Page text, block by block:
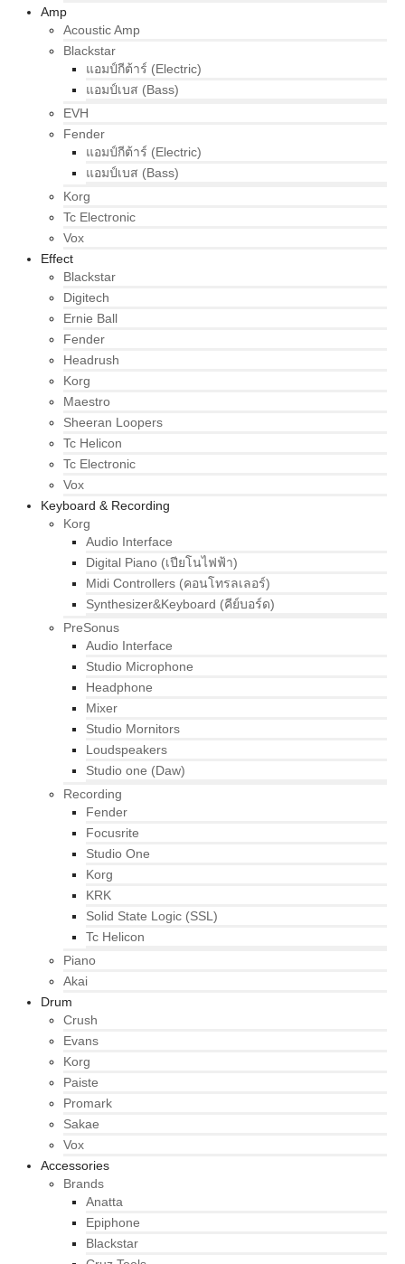
Amp
Acoustic Amp
Blackstar
แอมป์กีต้าร์ (Electric)
แอมป์เบส (Bass)
EVH
Fender
แอมป์กีต้าร์ (Electric)
แอมป์เบส (Bass)
Korg
Tc Electronic
Vox
Effect
Blackstar
Digitech
Ernie Ball
Fender
Headrush
Korg
Maestro
Sheeran Loopers
Tc Helicon
Tc Electronic
Vox
Keyboard & Recording
Korg
Audio Interface
Digital Piano (เปียโนไฟฟ้า)
Midi Controllers (คอนโทรลเลอร์)
Synthesizer&Keyboard (คีย์บอร์ด)
PreSonus
Audio Interface
Studio Microphone
Headphone
Mixer
Studio Mornitors
Loudspeakers
Studio one (Daw)
Recording
Fender
Focusrite
Studio One
Korg
KRK
Solid State Logic (SSL)
Tc Helicon
Piano
Akai
Drum
Crush
Evans
Korg
Paiste
Promark
Sakae
Vox
Accessories
Brands
Anatta
Epiphone
Blackstar